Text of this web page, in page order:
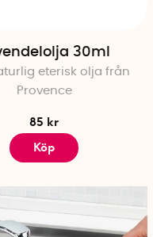
30ml
eterisk olja från
Provence
85 kr
Köp